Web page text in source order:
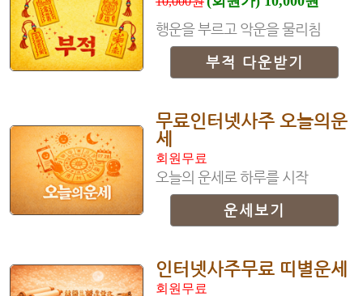
행운을 부르고 악운을 물리침
부적 다운받기
무료인터넷사주 오늘의운
세
회원무료
오늘의 운세로 하루를 시작
운세보기
인터넷사주무료 띠별운세
회원무료